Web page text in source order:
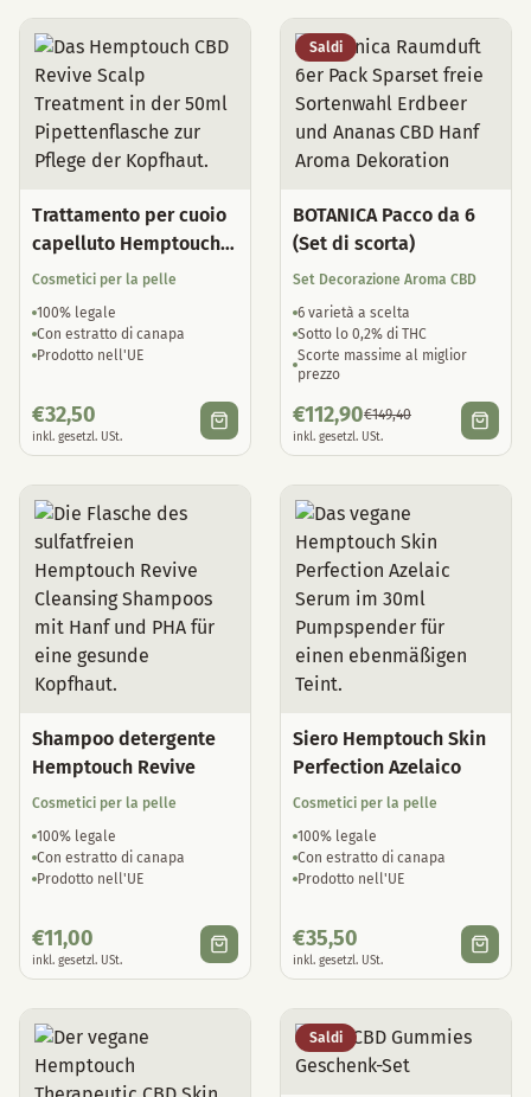
Trattamento per cuoio
capelluto Hemptouch
CBD Revive
Cosmetici per la pelle
100% legale
Con estratto di canapa
Prodotto nell'UE
€32,50
inkl. gesetzl. USt.
Saldi
BOTANICA Pacco da 6
(Set di scorta)
Set Decorazione Aroma CBD
6 varietà a scelta
Sotto lo 0,2% di THC
Scorte massime al miglior
prezzo
€112,90€149,40
inkl. gesetzl. USt.
Shampoo detergente
Hemptouch Revive
Cosmetici per la pelle
100% legale
Con estratto di canapa
Prodotto nell'UE
€11,00
inkl. gesetzl. USt.
Siero Hemptouch Skin
Perfection Azelaico
Cosmetici per la pelle
100% legale
Con estratto di canapa
Prodotto nell'UE
€35,50
inkl. gesetzl. USt.
Saldi